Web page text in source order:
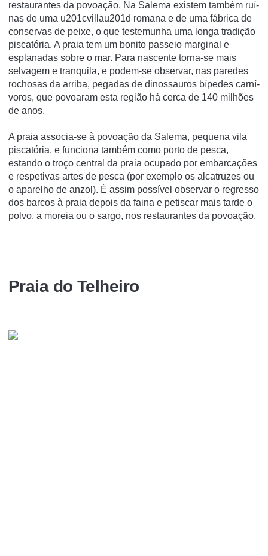
restaurantes da povoação. Na Salema existem também ruí­
nas de uma u201cvillau201d romana e de uma fábrica de
conservas de peixe, o que testemunha uma longa tradição
piscatória. A praia tem um bonito passeio marginal e
esplanadas sobre o mar. Para nascente torna-se mais
selvagem e tranquila, e podem-se observar, nas paredes
rochosas da arriba, pegadas de dinossauros bí­pedes carní­
voros, que povoaram esta região há cerca de 140 milhões
de anos.
A praia associa-se à povoação da Salema, pequena vila
piscatória, e funciona também como porto de pesca,
estando o troço central da praia ocupado por embarcações
e respetivas artes de pesca (por exemplo os alcatruzes ou
o aparelho de anzol). É assim possível observar o regresso
dos barcos à praia depois da faina e petiscar mais tarde o
polvo, a moreia ou o sargo, nos restaurantes da povoação.
Praia do Telheiro